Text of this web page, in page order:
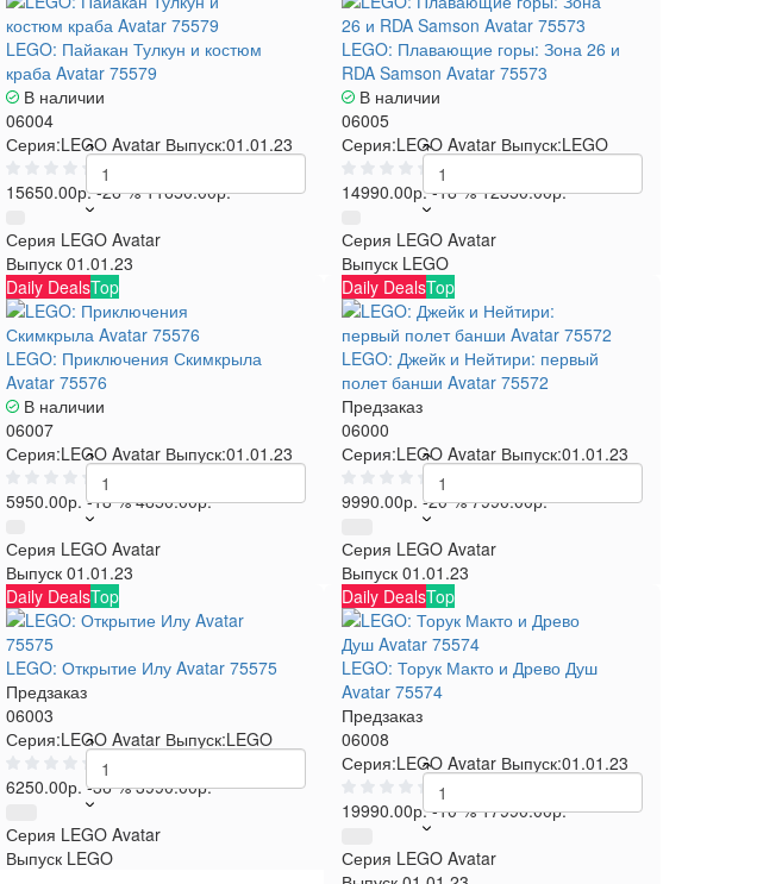
LEGO: Пайакан Тулкун и костюм
краба Avatar 75579
В наличии
06004
Серия:LEGO Avatar Выпуск:01.01.23
0
15650.00р. -26 % 11650.00р.
Серия LEGO Avatar
Выпуск 01.01.23
LEGO: Плавающие горы: Зона 26 и
RDA Samson Avatar 75573
В наличии
06005
Серия:LEGO Avatar Выпуск:LEGO
0
14990.00р. -18 % 12350.00р.
Серия LEGO Avatar
Выпуск LEGO
Daily DealsTop
LEGO: Приключения Скимкрыла
Avatar 75576
В наличии
06007
Серия:LEGO Avatar Выпуск:01.01.23
0
5950.00р. -18 % 4850.00р.
Серия LEGO Avatar
Выпуск 01.01.23
Daily DealsTop
LEGO: Джейк и Нейтири: первый
полет банши Avatar 75572
Предзаказ
06000
Серия:LEGO Avatar Выпуск:01.01.23
0
9990.00р. -20 % 7990.00р.
Серия LEGO Avatar
Выпуск 01.01.23
Daily DealsTop
LEGO: Открытие Илу Avatar 75575
Предзаказ
06003
Серия:LEGO Avatar Выпуск:LEGO
0
6250.00р. -36 % 3990.00р.
Серия LEGO Avatar
Выпуск LEGO
Daily DealsTop
LEGO: Торук Макто и Древо Душ
Avatar 75574
Предзаказ
06008
Серия:LEGO Avatar Выпуск:01.01.23
0
19990.00р. -10 % 17990.00р.
Серия LEGO Avatar